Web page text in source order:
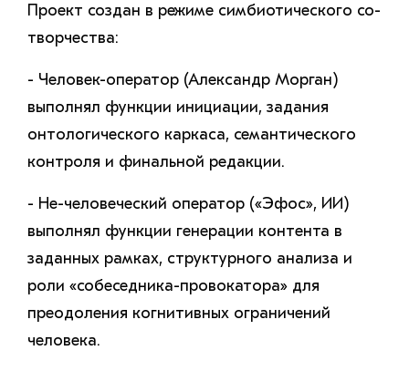
Проект создан в режиме симбиотического со-
творчества:
- Человек-оператор (Александр Морган)
выполнял функции инициации, задания
онтологического каркаса, семантического
контроля и финальной редакции.
- Не-человеческий оператор («Эфос», ИИ)
выполнял функции генерации контента в
заданных рамках, структурного анализа и
роли «собеседника-провокатора» для
преодоления когнитивных ограничений
человека.